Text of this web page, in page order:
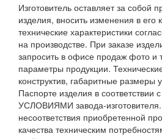
Изготовитель оставляет за собой
изделия, вносить изменения в его
технические характеристики
на производстве. При заказе
запросить в офисе продаж фото и
параметры продукции.
конструктив, габаритные размеры
Паспорте изделия в
УСЛОВИЯМИ завода-изготовителя.
несоответствия приобретенной
качества техническим